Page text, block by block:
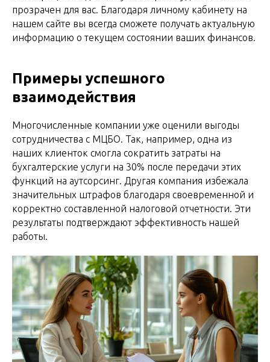
прозрачен для вас. Благодаря личному кабинету на
нашем сайте вы всегда сможете получать актуальную
информацию о текущем состоянии ваших финансов.
Примеры успешного
взаимодействия
Многочисленные компании уже оценили выгоды
сотрудничества с МЦБО. Так, например, одна из
наших клиенток смогла сократить затраты на
бухгалтерские услуги на 30% после передачи этих
функций на аутсорсинг. Другая компания избежала
значительных штрафов благодаря своевременной и
корректно составленной налоговой отчетности. Эти
результаты подтверждают эффективность нашей
работы.